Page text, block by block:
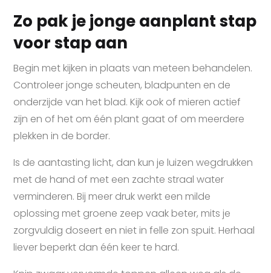
Zo pak je jonge aanplant stap
voor stap aan
Begin met kijken in plaats van meteen behandelen.
Controleer jonge scheuten, bladpunten en de
onderzijde van het blad. Kijk ook of mieren actief
zijn en of het om één plant gaat of om meerdere
plekken in de border.
Is de aantasting licht, dan kun je luizen wegdrukken
met de hand of met een zachte straal water
verminderen. Bij meer druk werkt een milde
oplossing met groene zeep vaak beter, mits je
zorgvuldig doseert en niet in felle zon spuit. Herhaal
liever beperkt dan één keer te hard.